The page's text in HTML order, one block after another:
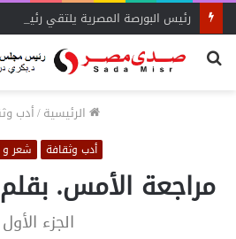
رئيس البورصة المصرية يلتقي رئيس
بحث
الرئيسية/أدب
أدب وثقافة شعر و
مراجعة الأمس.
الجزء الأول